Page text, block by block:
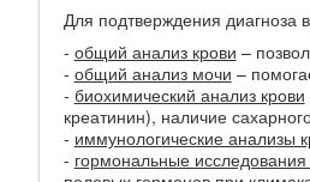
Для подтверждения диагноза
- общий анализ крови –
- общий анализ мочи –
- биохимический анализ крови
креатинин), наличие
- иммунологические анализы
- гормональные исследования